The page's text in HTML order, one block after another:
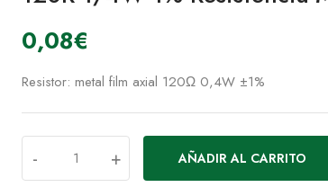
0,08€
Resistor: metal film axial 120Ω 0,4W ±1%
- + AÑADIR AL CARRITO